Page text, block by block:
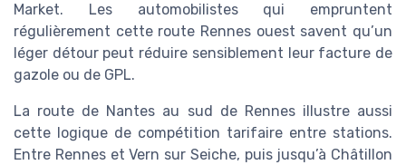
Market. Les automobilistes qui empruntent
régulièrement cette route Rennes ouest savent qu’un
léger détour peut réduire sensiblement leur facture de
gazole ou de GPL.
La route de Nantes au sud de Rennes illustre aussi
cette logique de compétition tarifaire entre stations.
Entre Rennes et Vern sur Seiche, puis jusqu’à Châtillon